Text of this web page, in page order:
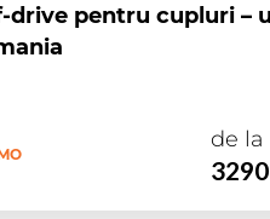
drive pentru cupluri –
de la